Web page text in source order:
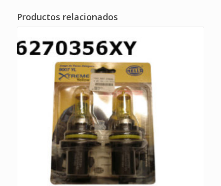
Productos relacionados